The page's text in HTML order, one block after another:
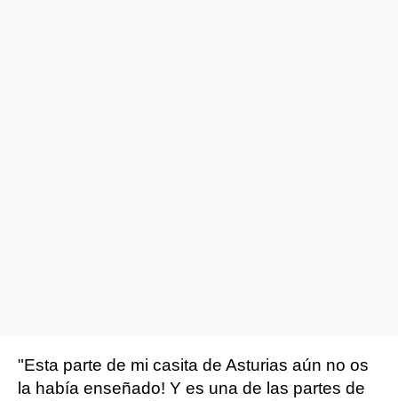
"Esta parte de mi casita de Asturias aún no os
la había enseñado! Y es una de las partes de